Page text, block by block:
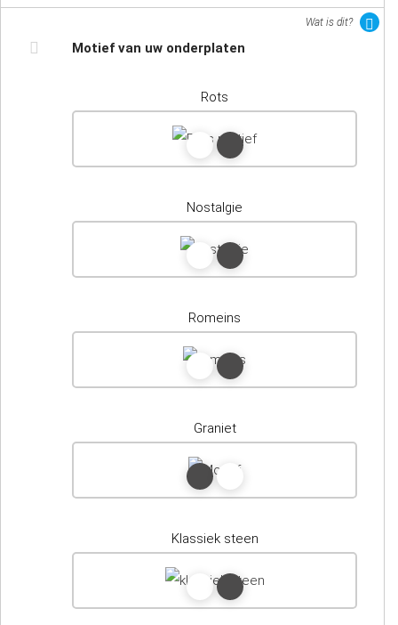
Wat is dit?
Motief van uw onderplaten
Rots
Nostalgie
Romeins
Graniet
Klassiek steen